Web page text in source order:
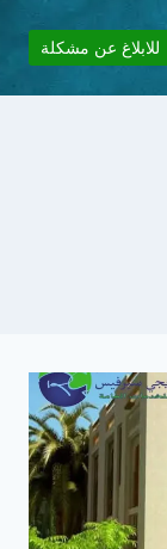
للابلاغ عن مشكلة